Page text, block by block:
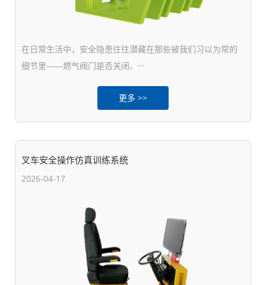
在日常生活中，安全隐患往往潜藏在那些被我们习以为常的
细节里——燃气阀门是否关闭、···
更多 >>
叉车安全操作仿真训练系统
2026-04-17